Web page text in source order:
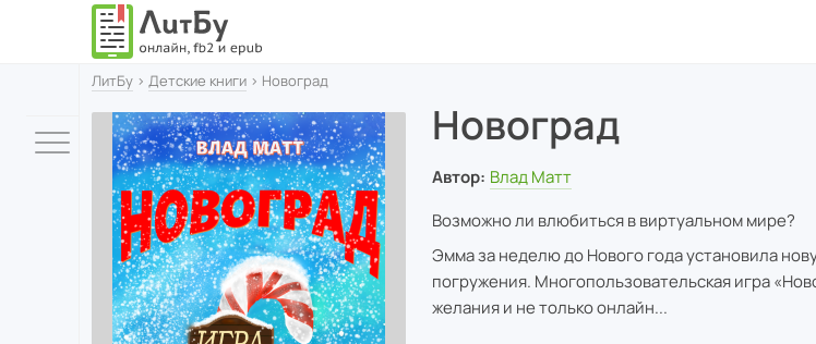
ЛитБу › Детские книги › Новоград
Новоград
Автор: Влад Матт
Возможно ли влюбиться в виртуальном мире?
Эмма за неделю до Нового года установила
погружения. Многопользовательская игра
желания и не только онлайн...